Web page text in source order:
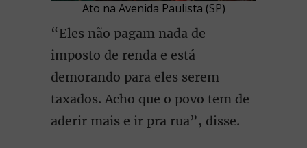
Ato na Avenida Paulista (SP)
“Eles não pagam nada de
imposto de renda e está
demorando para eles serem
taxados. Acho que o povo tem de
aderir mais e ir pra rua”, disse.